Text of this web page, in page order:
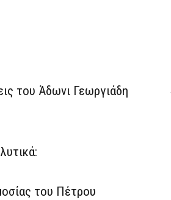
του Άδωνι Γεωργιάδη
του Πέτρου